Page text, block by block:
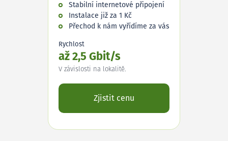
Stabilní internetové připojení
Instalace již za 1 Kč
Přechod k nám vyřídíme za vás
Rychlost
až 2,5 Gbit/s
V závislosti na lokalitě.
Zjistit cenu